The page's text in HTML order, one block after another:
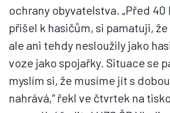
ochrany obyvatelstva. „Před 40
přišel k hasičům, si pamatuji,
ale ani tehdy nesloužily jako
voze jako spojařky. Situace se
myslím si, že musíme jít s
nahrává,“ řekl ve čtvrtek na